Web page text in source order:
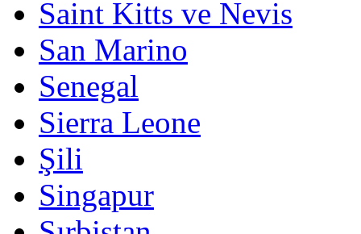
Saint Kitts ve Nevis
San Marino
Senegal
Sierra Leone
Şili
Singapur